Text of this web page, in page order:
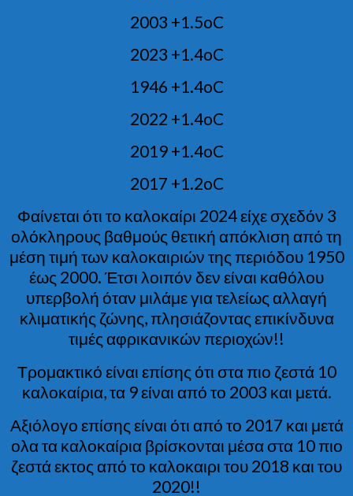
2003 +1.5oC
2023 +1.4oC
1946 +1.4oC
2022 +1.4oC
2019 +1.4oC
2017 +1.2oC
Φαίνεται ότι το καλοκαίρι 2024 είχε σχεδόν 3
ολόκληρους βαθμούς θετική απόκλιση από τη
μέση τιμή των καλοκαιριών της περιόδου 1950
έως 2000. Έτσι λοιπόν δεν είναι καθόλου
υπερβολή όταν μιλάμε για τελείως αλλαγή
κλιματικής ζώνης, πλησιάζοντας επικίνδυνα
τιμές αφρικανικών περιοχών!!
Τρομακτικό είναι επίσης ότι στα πιο ζεστά 10
καλοκαίρια, τα 9 είναι από το 2003 και μετά.
Αξιόλογο επίσης είναι ότι από το 2017 και μετά
ολα τα καλοκαίρια βρίσκονται μέσα στα 10 πιο
ζεστά εκτος από το καλοκαιρι του 2018 και του
2020!!